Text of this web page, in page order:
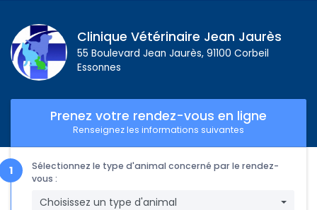
Clinique Vétérinaire Jean Jaurès
55 Boulevard Jean Jaurès, 91100 Corbeil
Essonnes
Prenez votre rendez-vous en ligne
Renseignez les informations suivantes
Sélectionnez le type d'animal concerné par le rendez-
vous :
Choisissez un type d'animal